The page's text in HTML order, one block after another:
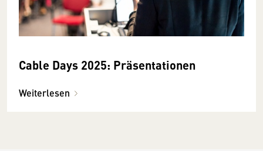
Cable Days 2025: Präsentationen
Weiterlesen